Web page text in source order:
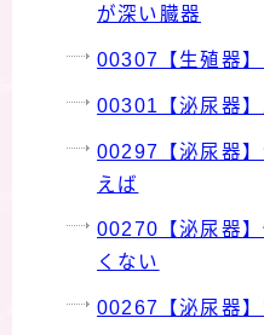
が深い臓器
00307【生殖器
00301【泌尿器
00297【泌尿器
えば
00270【泌尿器
くない
00267【泌尿器